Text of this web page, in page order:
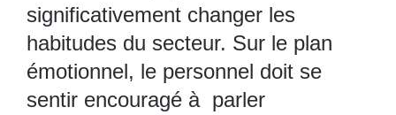
significativement changer les
habitudes du secteur. Sur le plan
émotionnel, le personnel doit se
sentir encouragé à parler